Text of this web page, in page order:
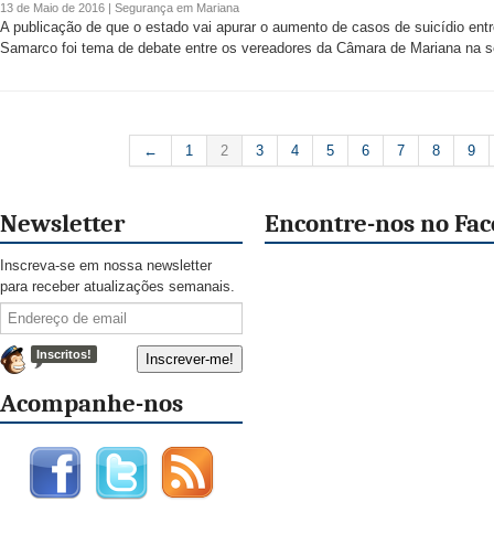
13 de Maio de 2016 | Segurança em Mariana
A publicação de que o estado vai apurar o aumento de casos de suicídio
Samarco foi tema de debate entre os vereadores da Câmara de Mariana na
← 1 2 3 4 5 6 7 8 9
Newsletter
Inscreva-se em nossa newsletter
para receber atualizações semanais.
Inscritos!
Acompanhe-nos
Encontre-nos no